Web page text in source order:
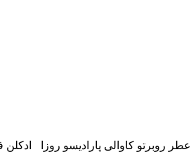
عطر روبرتو کاوالی پارادیسو روزا